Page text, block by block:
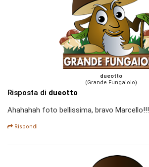
dueotto
(Grande Fungaiolo)
Risposta di dueotto
Ahahahah foto bellissima, bravo Marcello!!!
Rispondi